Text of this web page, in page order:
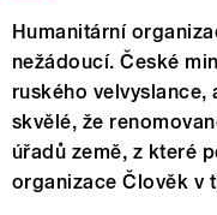
Humanitární
nežádoucí. České
ruského velvyslance,
skvělé, že
úřadů země, z které
organizace Člověk v